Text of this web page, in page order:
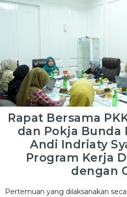
Rapat Bersama
dan Pokja Bunda
Andi Indriaty
Program Kerja
dengan
Pertemuan yang dilaksanakan